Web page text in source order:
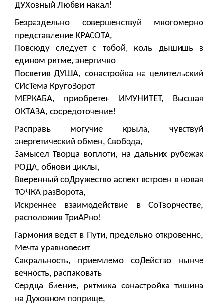
ДУХовный Любви накал!
Безраздельно совершенствуй многомерно
представление КРАСОТА,
Повсюду следует с тобой, коль дышишь в
едином ритме, энергично
Посветив ДУША, сонастройка на целительский
СИсТема КругоВорот
МЕРКАБА, приобретен ИМУНИТЕТ, Высшая
ОКТАВА, сосредоточение!
Расправь могучие крыла, чувствуй
энергетический обмен, Свобода,
Замысел Творца воплоти, на дальних рубежах
РОДА, обнови циклы,
Вверенный соДружество аспект встроен в новая
ТОЧКА разВорота,
Искреннее взаимодействие в СоТворчестве,
расположив ТриАРно!
Гармония ведет в Пути, предельно откровенно,
Мечта уравновесит
Сакральность, приемлемо соДейство нынче
вечность, распаковать
Сердца биение, ритмика сонастройка тишина
на Духовном поприще,